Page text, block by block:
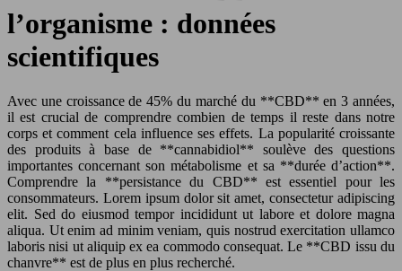
l’organisme : données
scientifiques
Avec une croissance de 45% du marché du **CBD** en 3 années,
il est crucial de comprendre combien de temps il reste dans notre
corps et comment cela influence ses effets. La popularité croissante
des produits à base de **cannabidiol** soulève des questions
importantes concernant son métabolisme et sa **durée d’action**.
Comprendre la **persistance du CBD** est essentiel pour les
consommateurs. Lorem ipsum dolor sit amet, consectetur adipiscing
elit. Sed do eiusmod tempor incididunt ut labore et dolore magna
aliqua. Ut enim ad minim veniam, quis nostrud exercitation ullamco
laboris nisi ut aliquip ex ea commodo consequat. Le **CBD issu du
chanvre** est de plus en plus recherché.